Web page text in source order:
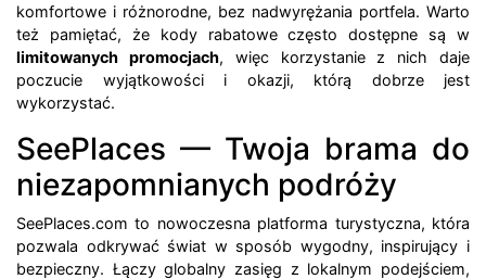
komfortowe i różnorodne, bez nadwyrężania portfela. Warto
też pamiętać, że kody rabatowe często dostępne są w
limitowanych promocjach, więc korzystanie z nich daje
poczucie wyjątkowości i okazji, którą dobrze jest
wykorzystać.
SeePlaces — Twoja brama do
niezapomnianych podróży
SeePlaces.com to nowoczesna platforma turystyczna, która
pozwala odkrywać świat w sposób wygodny, inspirujący i
bezpieczny. Łączy globalny zasięg z lokalnym podejściem,